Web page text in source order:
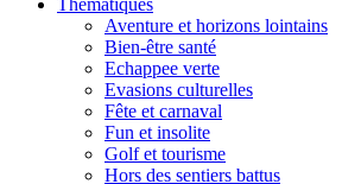
Thématiques
Aventure et horizons lointains
Bien-être santé
Echappee verte
Evasions culturelles
Fête et carnaval
Fun et insolite
Golf et tourisme
Hors des sentiers battus